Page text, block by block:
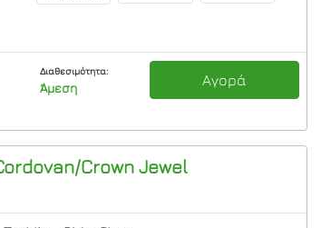
Διαθεσιμότητα:
Άμεση Αγορά
Crown Jewel